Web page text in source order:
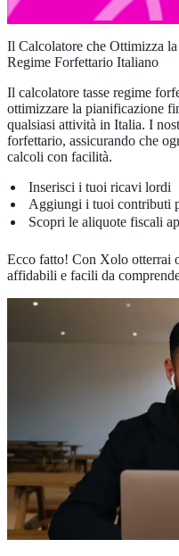
Il Calcolatore che Ottimizza
Regime Forfettario Italiano
Il calcolatore tasse regime
ottimizzare la pianificazione
qualsiasi attività in Italia. I
forfettario, assicurando che
calcoli con facilità.
Inserisci i tuoi ricavi lordi
Aggiungi i tuoi contributi
Scopri le aliquote fiscali
Ecco fatto! Con Xolo otterrai
affidabili e facili da